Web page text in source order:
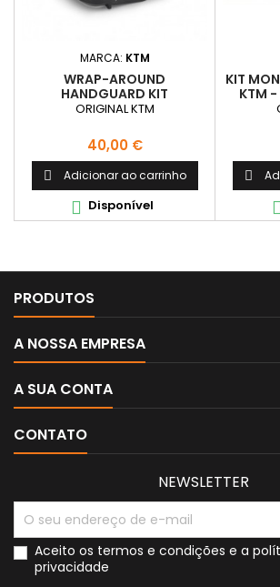
MARCA: KTM
WRAP-AROUND
HANDGUARD KIT
ORIGINAL KTM
Preço
40,00 €
 Adicionar ao carrinho
 Disponível
KIT
KTM -


PRODUTOS
A NOSSA EMPRESA
A SUA CONTA
CONTATO
NEWSLETTER
Aceito os termos e condições e a
privacidade